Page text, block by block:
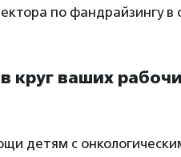
по фандрайзингу в
круг ваших
детям с